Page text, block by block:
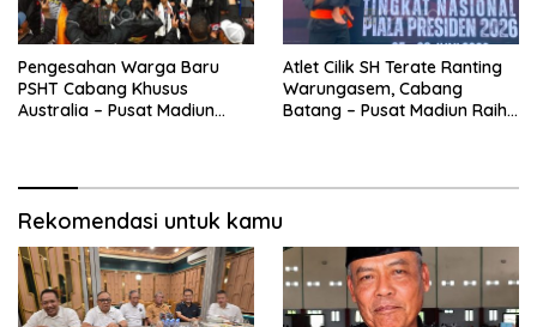
Pengesahan Warga Baru
PSHT Cabang Khusus
Australia – Pusat Madiun
Atlet Cilik SH Terate Ranting
Warungasem, Cabang
Batang – Pusat Madiun Raih
Rekomendasi untuk kamu